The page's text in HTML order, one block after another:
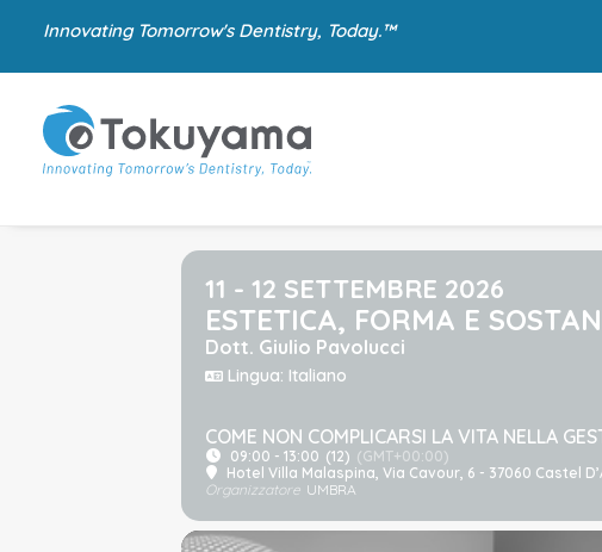
Innovating Tomorrow's Dentistry, Today.™
11 - 12 SETTEMBRE 2026
ESTETICA, FORMA E
Dott. Giulio Pavolucci
Lingua: Italiano
COME NON COMPLICARSI LA VITA NELLA
09:00 - 13:00 (12) (GMT+00:00)
Hotel Villa Malaspina, Via Cavour, 6 - 37060 Castel
Organizzatore UMBRA